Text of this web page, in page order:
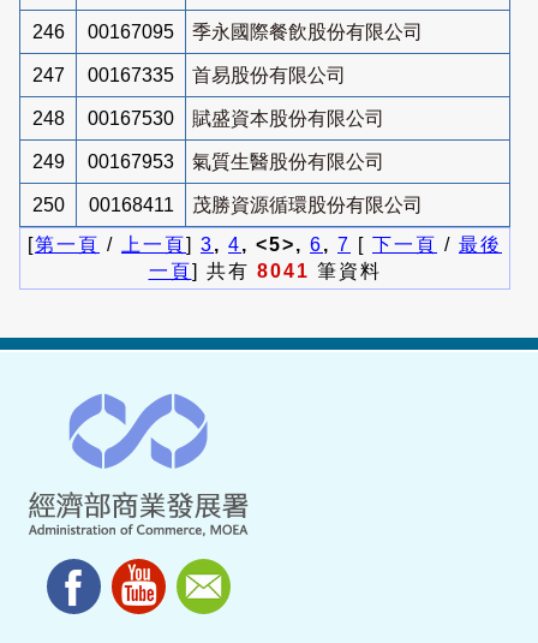
246 00167095 季永國際餐飲股份有限公司
247 00167335 首易股份有限公司
248 00167530 賦盛資本股份有限公司
249 00167953 氣質生醫股份有限公司
250 00168411
茂勝資源循環股份有限公司
[第一頁 / 上一頁] 3, 4, <5>, 6, 7 [ 下一頁 / 最後
一頁] 共有 8041 筆資料